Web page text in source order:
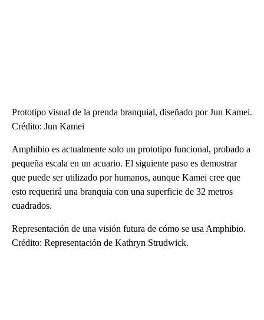
Prototipo visual de la prenda branquial, diseñado por Jun Kamei.
Crédito: Jun Kamei
Amphibio es actualmente solo un prototipo funcional, probado a
pequeña escala en un acuario. El siguiente paso es demostrar
que puede ser utilizado por humanos, aunque Kamei cree que
esto requerirá una branquia con una superficie de 32 metros
cuadrados.
Representación de una visión futura de cómo se usa Amphibio.
Crédito: Representación de Kathryn Strudwick.